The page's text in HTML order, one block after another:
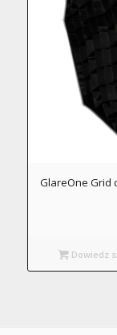
GlareOne Grid
Dowiedz